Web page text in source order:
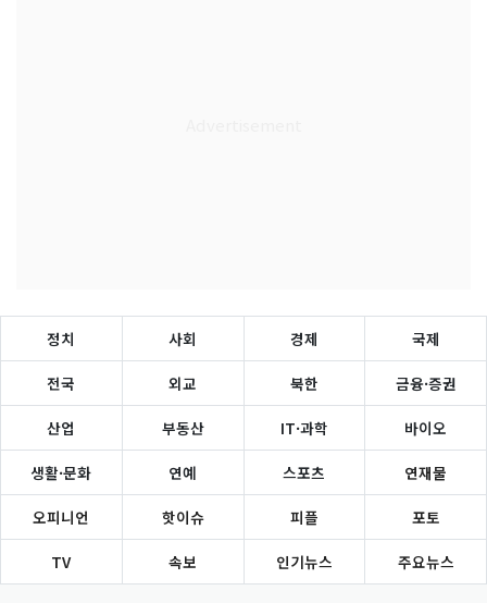
정치 사회 경제 국제
전국 외교 북한 금융·증권
산업 부동산 IT·과학 바이오
생활·문화 연예 스포츠 연재물
오피니언 핫이슈 피플 포토
TV 속보 인기뉴스 주요뉴스